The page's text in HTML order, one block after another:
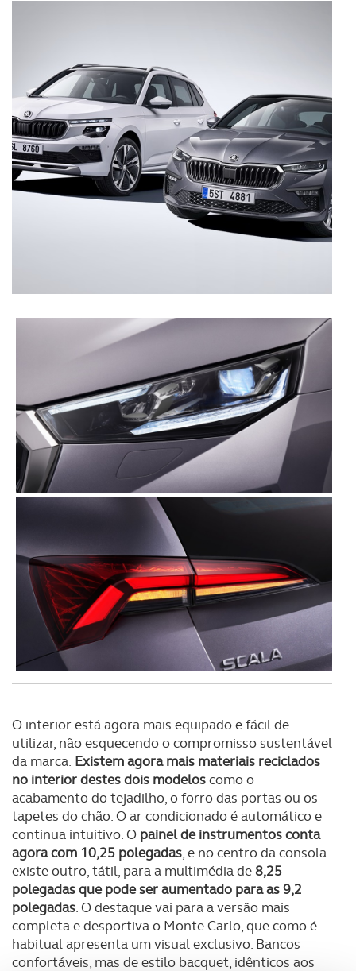
O interior está agora mais equipado e fácil de
utilizar, não esquecendo o compromisso sustentável
da marca. Existem agora mais materiais reciclados
no interior destes dois modeloscomo o
acabamento do tejadilho, o forro das portas ou os
tapetes do chão. O ar condicionado é automático e
continua intuitivo. O painel de instrumentos conta
agora com 10,25 polegadas, e no centro da consola
existe outro, tátil, para a multimédia de 8,25
polegadas que pode ser aumentado para as 9,2
polegadas. O destaque vai para a versão mais
completa e desportiva o Monte Carlo, que como é
habitual apresenta um visual exclusivo. Bancos
confortáveis, mas de estilo bacquet, idênticos aos